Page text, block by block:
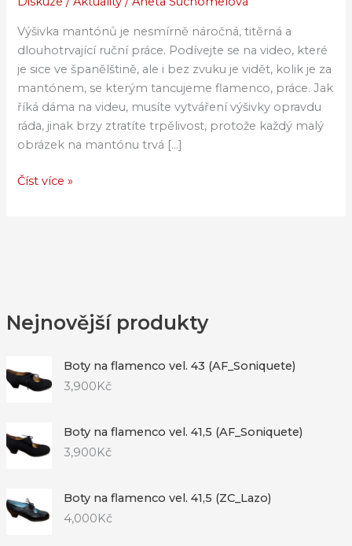
Nejnovější produkty
Boty na flamenco vel. 43 (AF_Soniquete)
3,900Kč
Boty na flamenco vel. 41,5 (AF_Soniquete)
3,900Kč
Boty na flamenco vel. 41,5 (ZC_Lazo)
4,000Kč
Výšivka mantónů je nesmírně náročná, titěrná a
dlouhotrvající ruční práce. Podívejte se na video, které
je sice ve španělštině, ale i bez zvuku je vidět, kolik je za
mantónem, se kterým tancujeme flamenco, práce. Jak
říká dáma na videu, musíte vytváření výšivky opravdu
ráda, jinak brzy ztratíte trpělivost, protože každý malý
obrázek na mantónu trvá […]
vyšívají
Číst více »